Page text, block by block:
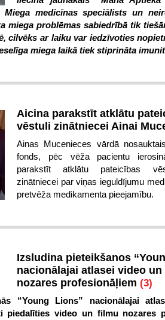
Miega medicīnas speciālists un
miega problēmas sabiedrībā tik
cilvēks ar laiku var iedzīvoties
miega laikā tiek stiprināta
Aicina parakstīt atklātu
vēstuli zinātniecei Ainai
Ainas Mucenieces vārdā
fonds, pēc vēža pacientu
parakstīt atklātu pateicības
zinātniecei par viņas ieguldījumu
pretvēža medikamenta pieejamību.
Izsludina pieteikšanos
nacionālajai atlasei video
nozares profesionāļiem (3)
“Young Lions” nacionālajai
piedalīties video un filmu nozares